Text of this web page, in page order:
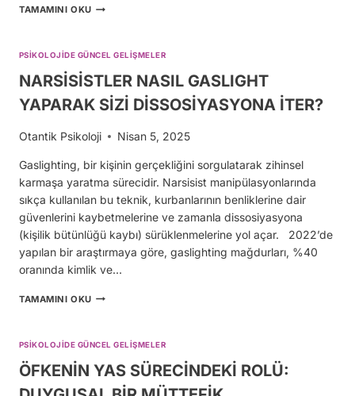
TAMAMINI OKU YÜKSEK
AŞIRI
HEYECAN:
ZIHINSEL
AŞIRILIĞIN
PSIKOLOJIK
PSIKOLOJIDE GÜNCEL GELIŞMELER
NARSİSİSTLER NASIL GASLIGHT
YAPARAK SİZİ DİSSOSİYASYONA İTER?
Otantik Psikoloji Nisan 5, 2025
Gaslighting, bir kişinin gerçekliğini sorgulatarak zihinsel
karmaşa yaratma sürecidir. Narsisist manipülasyonlarında
sıkça kullanılan bu teknik, kurbanlarının benliklerine dair
güvenlerini kaybetmelerine ve zamanla dissosiyasyona
(kişilik bütünlüğü kaybı) sürüklenmelerine yol açar. 2022’de
yapılan bir araştırmaya göre, gaslighting mağdurları, %40
oranında kimlik ve…
TAMAMINI OKU NARSİSİSTLER
SİZİ
DİSSOSİYASYONA
İTER?
PSIKOLOJIDE GÜNCEL GELIŞMELER
ÖFKENİN YAS SÜRECİNDEKİ ROLÜ: